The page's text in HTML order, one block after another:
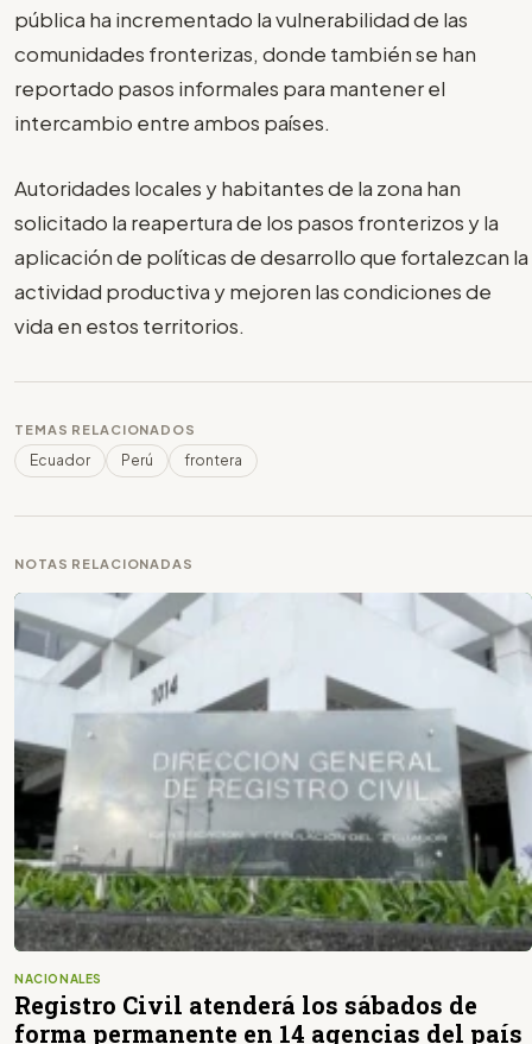
pública ha incrementado la vulnerabilidad de las
comunidades fronterizas, donde también se han
reportado pasos informales para mantener el
intercambio entre ambos países.
Autoridades locales y habitantes de la zona han
solicitado la reapertura de los pasos fronterizos y la
aplicación de políticas de desarrollo que fortalezcan la
actividad productiva y mejoren las condiciones de
vida en estos territorios.
TEMAS RELACIONADOS
Ecuador Perú frontera
NOTAS RELACIONADAS
NACIONALES
Registro Civil atenderá los sábados de
forma permanente en 14 agencias del país